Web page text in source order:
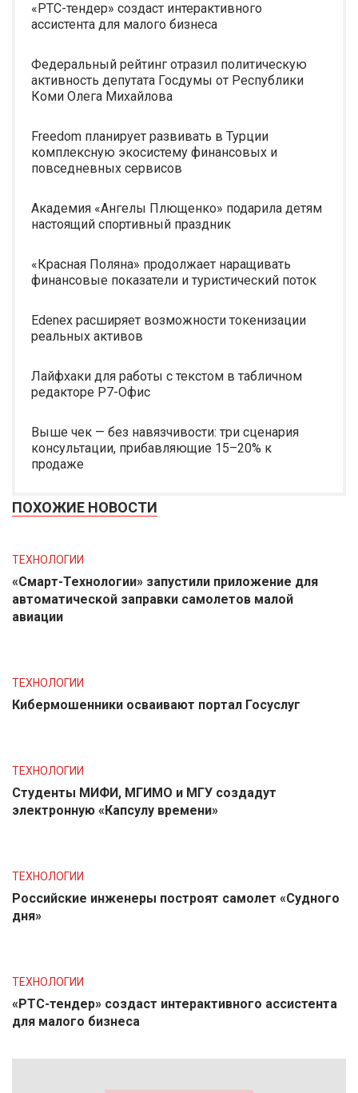
«РТС-тендер» создаст интерактивного
ассистента для малого бизнеса
Федеральный рейтинг отразил политическую
активность депутата Госдумы от Республики
Коми Олега Михайлова
Freedom планирует развивать в Турции
комплексную экосистему финансовых и
повседневных сервисов
Академия «Ангелы Плющенко» подарила детям
настоящий спортивный праздник
«Красная Поляна» продолжает наращивать
финансовые показатели и туристический поток
Edenex расширяет возможности токенизации
реальных активов
Лайфхаки для работы с текстом в табличном
редакторе Р7-Офис
Выше чек — без навязчивости: три сценария
консультации, прибавляющие 15–20% к
продаже
ПОХОЖИЕ НОВОСТИ
ТЕХНОЛОГИИ
«Смарт-Технологии» запустили приложение для
автоматической заправки самолетов малой
авиации
ТЕХНОЛОГИИ
Кибермошенники осваивают портал Госуслуг
ТЕХНОЛОГИИ
Студенты МИФИ, МГИМО и МГУ создадут
электронную «Капсулу времени»
ТЕХНОЛОГИИ
Российские инженеры построят самолет «Судного
дня»
ТЕХНОЛОГИИ
«РТС-тендер» создаст интерактивного ассистента
для малого бизнеса